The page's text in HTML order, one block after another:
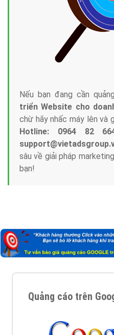
Nếu bạn đang cần
triển Website cho
chừ hãy nhấc máy lên và
Hotline: 0964 82
sâu về giải pháp
bạn!
Quảng cáo trên